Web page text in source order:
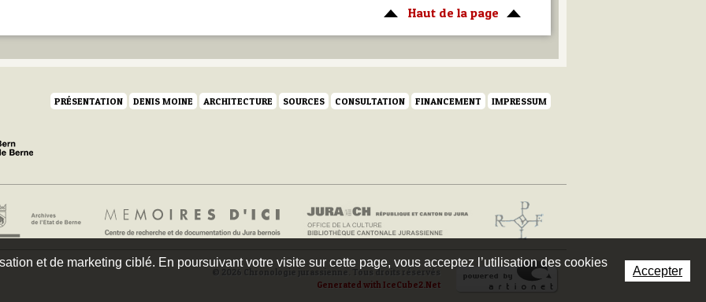
Haut de la page
PRÉSENTATION DENIS MOINE ARCHITECTURE SOURCES CONSULTATION FINANCEMENT IMPRESSUM
© 2026 Chronologie jurassienne. Tous droits réservés
Generated with IceCube2.Net
et de marketing ciblé. En poursuivant votre visite sur cette page, vous acceptez l’utilisation des cookies
Accepter